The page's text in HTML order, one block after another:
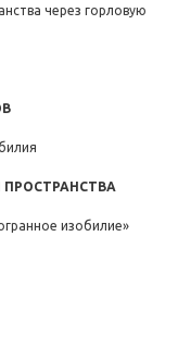
через горловую
ПРОСТРАНСТВА
изобилие»